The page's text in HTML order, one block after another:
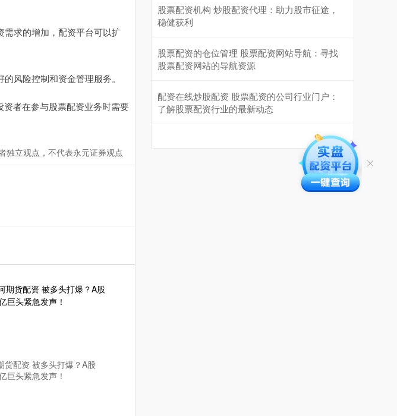
需求的增加，配资平台可以扩
风险控制和资金管理服务。
者在参与股票配资业务时需要
独立观点，不代表永元证券观点
货配资 被多头打爆？A股
巨头紧急发声！
股票配资机构 炒股配资代理：助力股市征途，
稳健获利
股票配资的仓位管理 股票配资网站导航：寻找
股票配资网站的导航资源
配资在线炒股配资 股票配资的公司行业门户：
了解股票配资行业的最新动态